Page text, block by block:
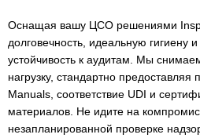
Оснащая вашу ЦСО решениями
долговечность, идеальную гигиену
устойчивость к аудитам. Мы
нагрузку, стандартно
Manuals, соответствие UDI и
материалов. Не идите на
незапланированной проверке